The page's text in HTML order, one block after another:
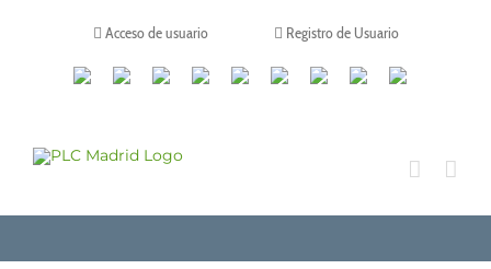
Acceso de usuario Registro de Usuario
CanalesLinkedinYoutubeTiktokFacebookInstagram
X TwitchContacto
abierta